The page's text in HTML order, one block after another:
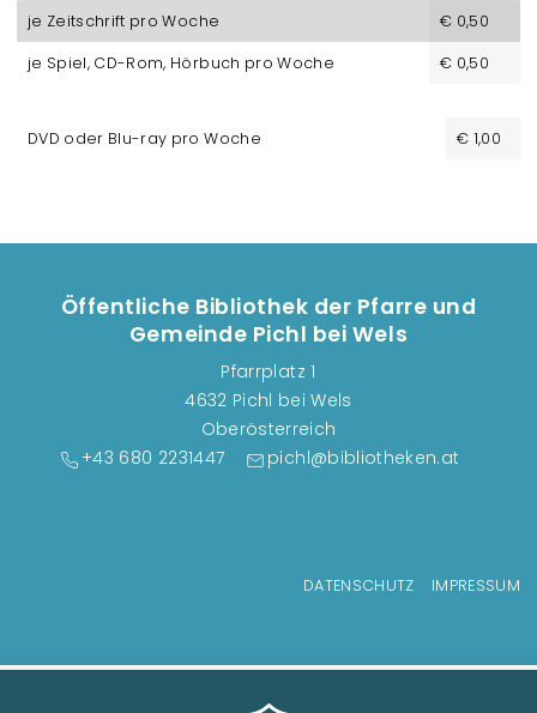
je Zeitschrift pro Woche € 0,50
je Spiel, CD-Rom, Hörbuch pro Woche € 0,50
DVD oder Blu-ray pro Woche € 1,00
Öffentliche Bibliothek der Pfarre und
Gemeinde Pichl bei Wels
Pfarrplatz 1
4632 Pichl bei Wels
Oberösterreich
+43 680 2231447
pichl@bibliotheken.at
DATENSCHUTZ IMPRESSUM